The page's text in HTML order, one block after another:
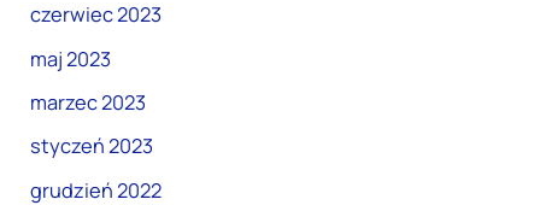
czerwiec 2023
maj 2023
marzec 2023
styczeń 2023
grudzień 2022